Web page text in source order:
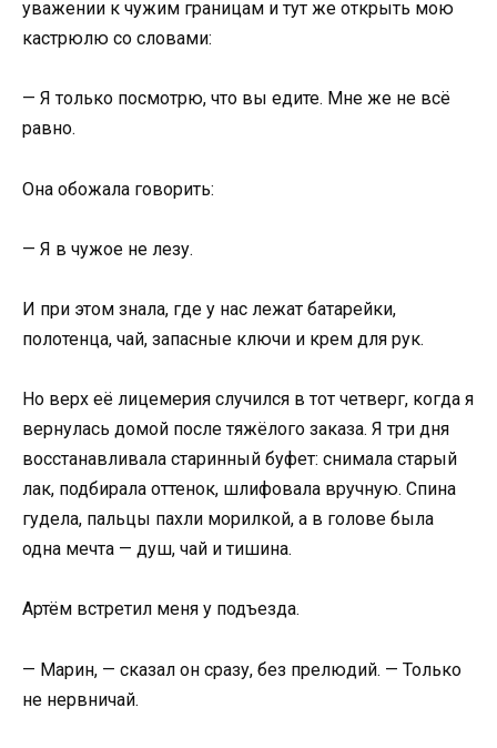
уважении к чужим границам и тут же открыть мою
кастрюлю со словами:
— Я только посмотрю, что вы едите. Мне же не всё
равно.
Она обожала говорить:
— Я в чужое не лезу.
И при этом знала, где у нас лежат батарейки,
полотенца, чай, запасные ключи и крем для рук.
Но верх её лицемерия случился в тот четверг, когда я
вернулась домой после тяжёлого заказа. Я три дня
восстанавливала старинный буфет: снимала старый
лак, подбирала оттенок, шлифовала вручную. Спина
гудела, пальцы пахли морилкой, а в голове была
одна мечта — душ, чай и тишина.
Артём встретил меня у подъезда.
— Марин, — сказал он сразу, без прелюдий. — Только
не нервничай.